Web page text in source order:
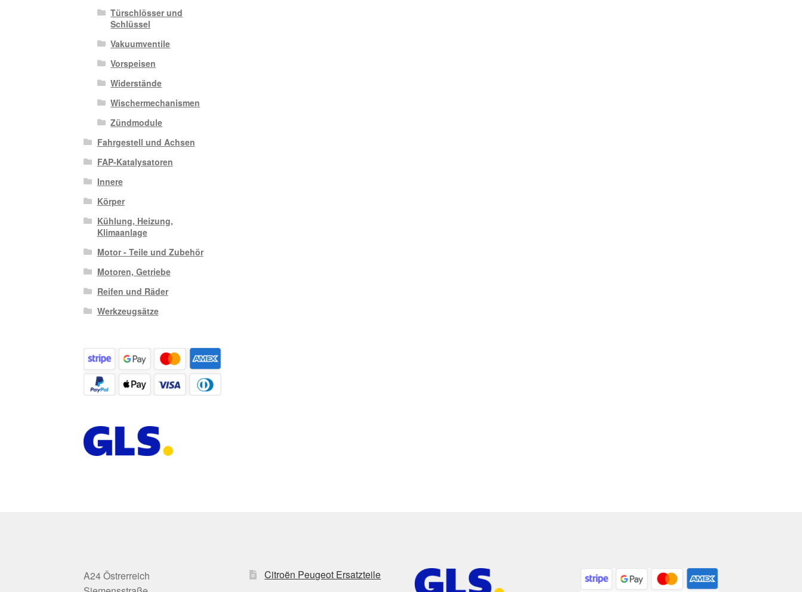
Türschlösser und
Schlüssel
Vakuumventile
Vorspeisen
Widerstände
Wischermechanismen
Zündmodule
Fahrgestell und Achsen
FAP-Katalysatoren
Innere
Körper
Kühlung, Heizung,
Klimaanlage
Motor - Teile und Zubehör
Motoren, Getriebe
Reifen und Räder
Werkzeugsätze
A24 Östrerreich
Citroën Peugeot Ersatzteile